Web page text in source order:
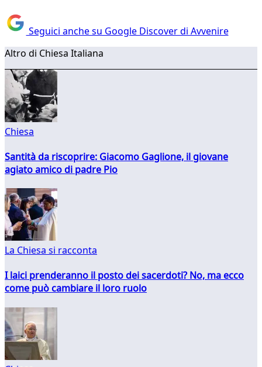
Seguici anche su Google Discover di Avvenire
Altro di Chiesa Italiana
Chiesa
Santità da riscoprire: Giacomo Gaglione, il giovane
agiato amico di padre Pio
La Chiesa si racconta
I laici prenderanno il posto dei sacerdoti? No, ma ecco
come può cambiare il loro ruolo